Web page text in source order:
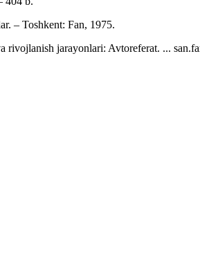
– Toshkent: Fan, 1975.
jarayonlari: Avtoreferat. ...